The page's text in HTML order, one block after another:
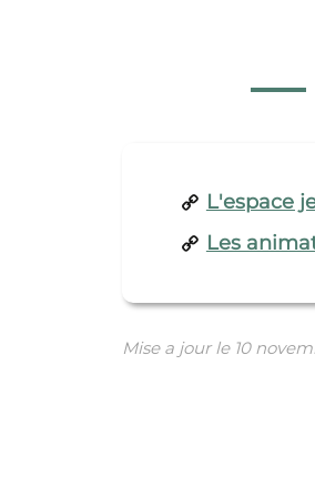
L'espace
Les
Mise a jour le 10